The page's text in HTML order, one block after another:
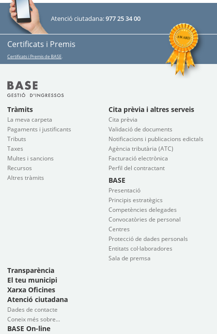
Atenció ciutadana:977 25 34 00
Certificats i Premis
Certificats i Premis de BASE
Tràmits
La meva carpeta
Pagaments i justificants
Tributs
Taxes
Multes i sancions
Recursos
Altres tràmits
Cita prèvia i altres serveis
Cita prèvia
Validació de documents
Notificacions i publicacions edictals
Agència tributària (ATC)
Facturació electrònica
Perfil del contractant
BASE
Presentació
Principis estratègics
Competències delegades
Convocatòries de personal
Centres
Protecció de dades personals
Entitats col·laboradores
Sala de premsa
Transparència
El teu municipi
Xarxa Oficines
Atenció ciutadana
Dades de contacte
Coneix més sobre...
BASE On-line